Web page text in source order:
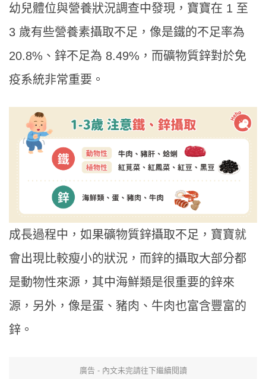
幼兒體位與營養狀況調查中發現，寶寶在 1 至
3 歲有些營養素攝取不足，像是鐵的不足率為
20.8%、鋅不足為 8.49%，而礦物質鋅對於免
疫系統非常重要。
成長過程中，如果礦物質鋅攝取不足，寶寶就
會出現比較瘦小的狀況，而鋅的攝取大部分都
是動物性來源，其中海鮮類是很重要的鋅來
源，另外，像是蛋、豬肉、牛肉也富含豐富的
鋅。
廣告 - 內文未完請往下繼續閱讀